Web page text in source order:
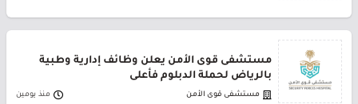
مستشفى قوى الأمن يعلن وظائف إدارية وطبية
بالرياض لحملة الدبلوم فأعلى
مستشفى قوى الأمن منذ يومين